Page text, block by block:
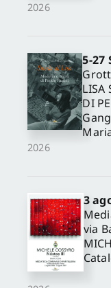
2026
2026
5-27
LISA
DI
3
via